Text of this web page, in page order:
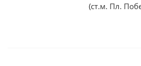
(ст.м. Пл.